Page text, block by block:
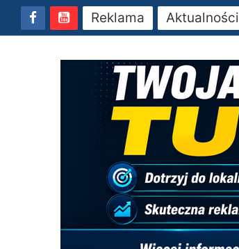
Reklama Aktualności